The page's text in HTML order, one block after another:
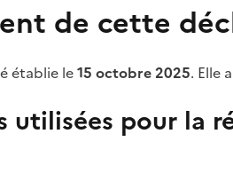
de cette
établie le15 octobre 2025. Elle
utilisées pour la